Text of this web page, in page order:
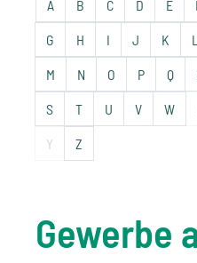
A B C D E
G H I J K L
M N O P Q
S T U V W
Y Z
Gewerbe